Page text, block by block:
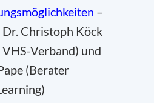
–
Dr. Christoph Köck
Verband) und
(Berater